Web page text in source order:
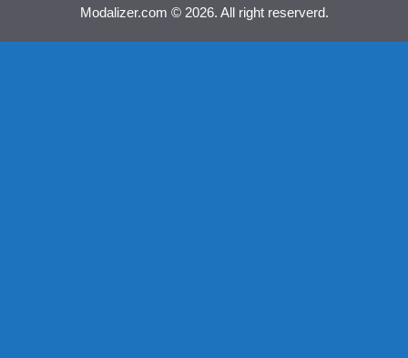
Modalizer.com © 2026. All right reserverd.